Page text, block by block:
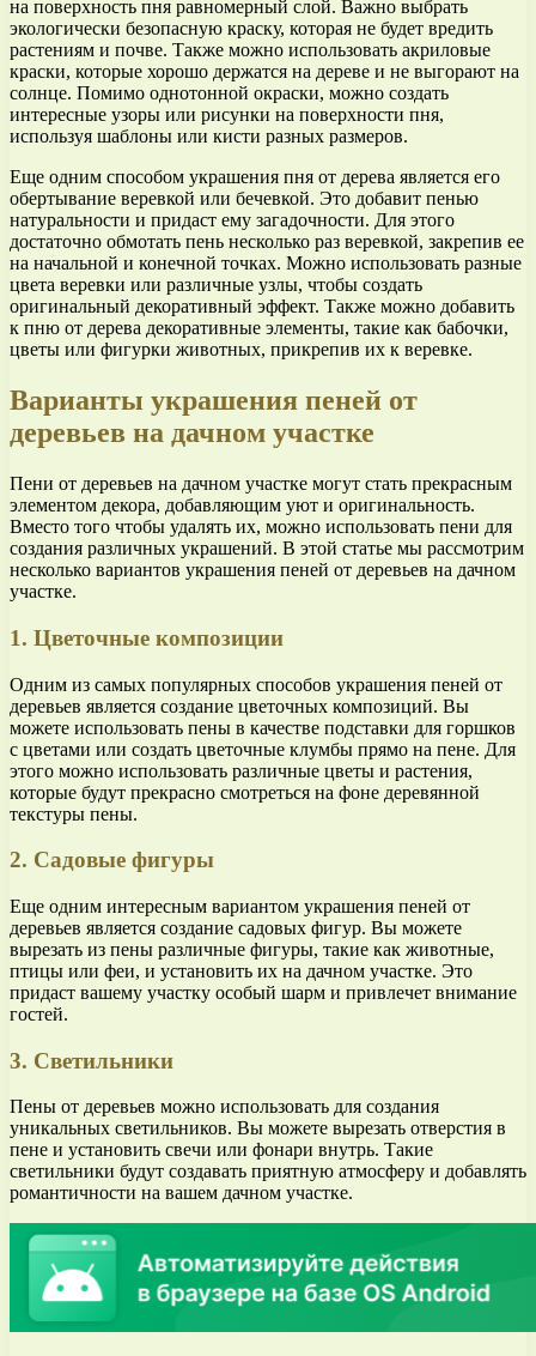
на поверхность пня равномерный слой. Важно выбрать
экологически безопасную краску, которая не будет вредить
растениям и почве. Также можно использовать акриловые
краски, которые хорошо держатся на дереве и не выгорают на
солнце. Помимо однотонной окраски, можно создать
интересные узоры или рисунки на поверхности пня,
используя шаблоны или кисти разных размеров.
Еще одним способом украшения пня от дерева является его
обертывание веревкой или бечевкой. Это добавит пенью
натуральности и придаст ему загадочности. Для этого
достаточно обмотать пень несколько раз веревкой, закрепив ее
на начальной и конечной точках. Можно использовать разные
цвета веревки или различные узлы, чтобы создать
оригинальный декоративный эффект. Также можно добавить
к пню от дерева декоративные элементы, такие как бабочки,
цветы или фигурки животных, прикрепив их к веревке.
Варианты украшения пеней от
деревьев на дачном участке
Пени от деревьев на дачном участке могут стать прекрасным
элементом декора, добавляющим уют и оригинальность.
Вместо того чтобы удалять их, можно использовать пени для
создания различных украшений. В этой статье мы рассмотрим
несколько вариантов украшения пеней от деревьев на дачном
участке.
1. Цветочные композиции
Одним из самых популярных способов украшения пеней от
деревьев является создание цветочных композиций. Вы
можете использовать пены в качестве подставки для горшков
с цветами или создать цветочные клумбы прямо на пене. Для
этого можно использовать различные цветы и растения,
которые будут прекрасно смотреться на фоне деревянной
текстуры пены.
2. Садовые фигуры
Еще одним интересным вариантом украшения пеней от
деревьев является создание садовых фигур. Вы можете
вырезать из пены различные фигуры, такие как животные,
птицы или феи, и установить их на дачном участке. Это
придаст вашему участку особый шарм и привлечет внимание
гостей.
3. Светильники
Пены от деревьев можно использовать для создания
уникальных светильников. Вы можете вырезать отверстия в
пене и установить свечи или фонари внутрь. Такие
светильники будут создавать приятную атмосферу и добавлять
романтичности на вашем дачном участке.